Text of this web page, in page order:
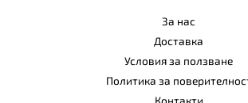
За нас
Доставка
Условия за ползване
Политика за
Контакти